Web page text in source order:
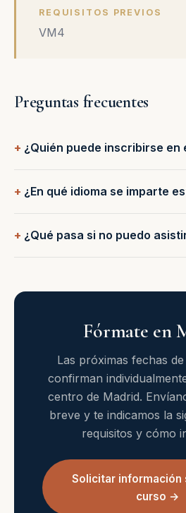
REQUISITOS PREVIOS
VM4
Preguntas frecuentes
¿Quién puede inscribirse en
¿En qué idioma se imparte
¿Qué pasa si no puedo
Fórmate en
Las próximas fechas
confirman
centro de Madrid.
breve y te indicamos la
requisitos y cómo
Solicitar información
curso →